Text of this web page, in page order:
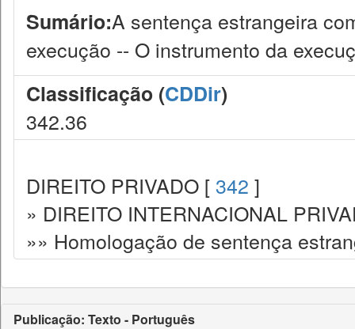
Sumário:A sentença estrangeira
execução -- O instrumento da
Classificação (CDDir)
342.36
DIREITO PRIVADO [ 342 ]
» DIREITO INTERNACIONAL
»» Homologação de sentença
Publicação: Texto - Português